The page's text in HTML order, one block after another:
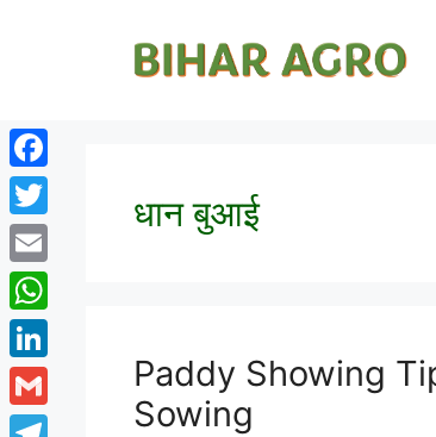
धान बुआई
Paddy Showing
Sowing
Facebook
Twitter
Email
WhatsApp
LinkedIn
Gmail